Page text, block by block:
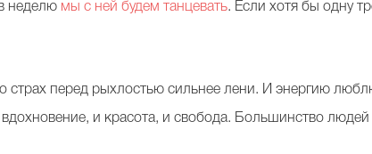
неделю мы с ней будем танцевать. Если хотя бы одну
страх перед рыхлостью сильнее лени. И энергию
и красота, и свобода. Большинство